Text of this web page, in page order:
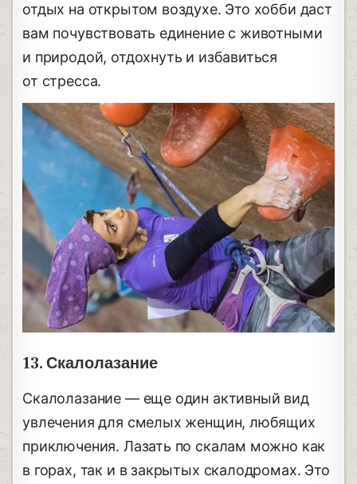
отдых на открытом воздухе. Это хобби даст
вам почувствовать единение с животными
и природой, отдохнуть и избавиться
от стресса.
13. Скалолазание
Скалолазание — еще один активный вид
увлечения для смелых женщин, любящих
приключения. Лазать по скалам можно как
в горах, так и в закрытых скалодромах. Это